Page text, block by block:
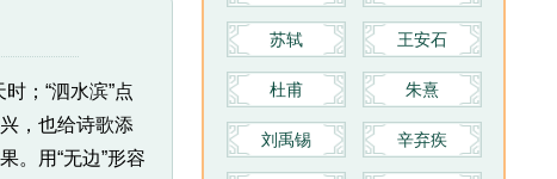
；“泗水滨”点
，也给诗歌添
。用“无边”形容
《朱子大全》《朱子集语象》等。
其中《四书章句集注》成为钦定的
教科书和科举考试的标准。
苏轼 王安石
杜甫 朱熹
刘禹锡 辛弃疾